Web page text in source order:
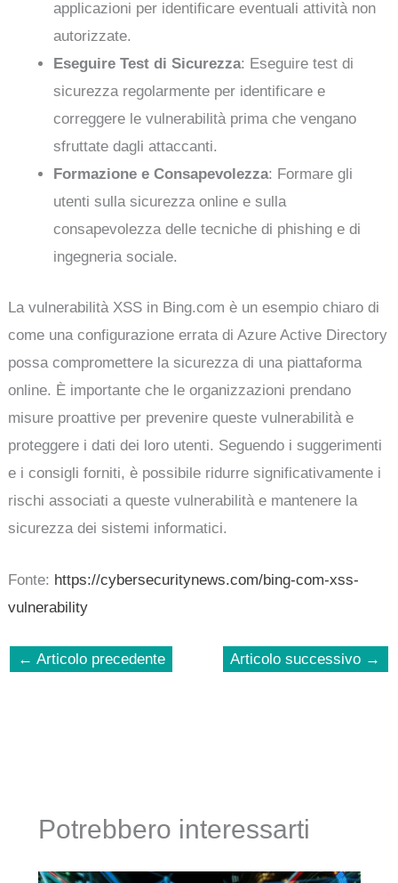
applicazioni per identificare eventuali attività non
autorizzate.
Eseguire Test di Sicurezza: Eseguire test di
sicurezza regolarmente per identificare e
correggere le vulnerabilità prima che vengano
sfruttate dagli attaccanti.
Formazione e Consapevolezza: Formare gli
utenti sulla sicurezza online e sulla
consapevolezza delle tecniche di phishing e di
ingegneria sociale.
La vulnerabilità XSS in Bing.com è un esempio chiaro di
come una configurazione errata di Azure Active Directory
possa compromettere la sicurezza di una piattaforma
online. È importante che le organizzazioni prendano
misure proattive per prevenire queste vulnerabilità e
proteggere i dati dei loro utenti. Seguendo i suggerimenti
e i consigli forniti, è possibile ridurre significativamente i
rischi associati a queste vulnerabilità e mantenere la
sicurezza dei sistemi informatici.
Fonte: https://cybersecuritynews.com/bing-com-xss-
vulnerability
← Articolo precedente Articolo successivo →
Potrebbero interessarti